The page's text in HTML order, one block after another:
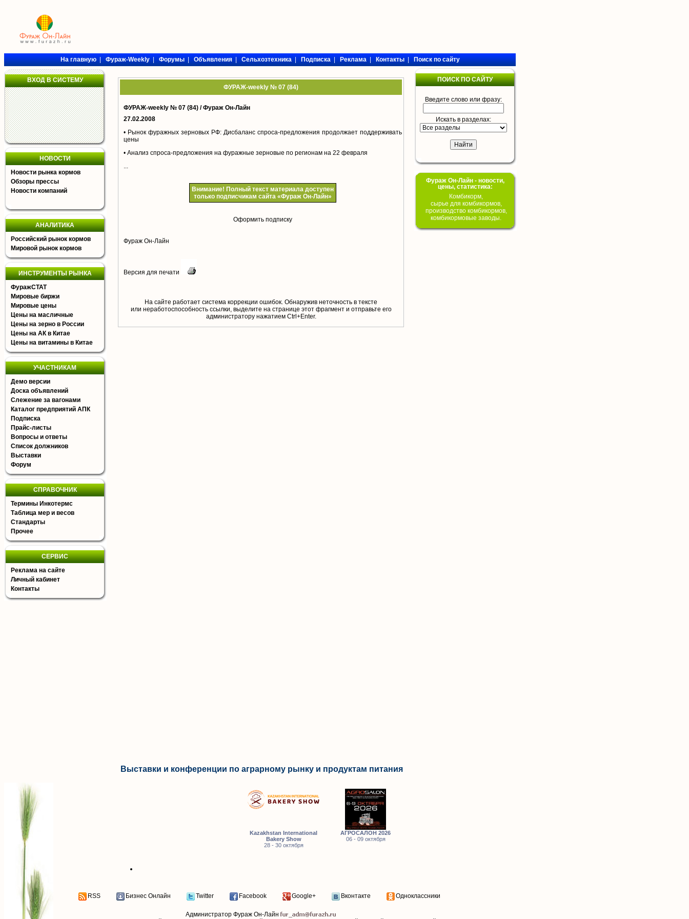
На главную|Фураж-Weekly|Форумы|Объявления|Сельхозтехника|Подписка|Реклама|Контакты|Поиск по сайту
ВХОД В СИСТЕМУ
НОВОСТИ
Новости рынка кормов
Обзоры прессы
Новости компаний
АНАЛИТИКА
Российский рынок кормов
Мировой рынок кормов
ИНСТРУМЕНТЫ РЫНКА
ФуражСТАТ
Мировые биржи
Мировые цены
Цены на масличные
Цены на зерно в России
Цены на АК в Китае
Цены на витамины в Китае
УЧАСТНИКАМ
Демо версии
Доска объявлений
Слежение за вагонами
Каталог предприятий АПК
Подписка
Прайс-листы
Вопросы и ответы
Список должников
Выставки
Форум
СПРАВОЧНИК
Термины Инкотермс
Таблица мер и весов
Стандарты
Прочее
СЕРВИС
Реклама на сайте
Личный кабинет
Контакты
ФУРАЖ-weekly № 07 (84)
ФУРАЖ-weekly № 07 (84) /Фураж Он-Лайн
27.02.2008
• Рынок фуражных зерновых РФ: Дисбаланс спроса-предложения продолжает поддерживать
цены
• Анализ спроса-предложения на фуражные зерновые по регионам на 22 февраля
...
Внимание! Полный текст материала доступен
только подписчикам сайта «Фураж Он-Лайн»
Оформить подписку
Фураж Он-Лайн
Версия для печати
На сайте работает система коррекции ошибок. Обнаружив неточность в тексте
или неработоспособность ссылки, выделите на странице этот фрагмент и отправьте его
aдминистратору нажатием Ctrl+Enter.
ПОИСК ПО САЙТУ
Введите слово или фразу:
Искать в разделах:
Фураж Он-Лайн - новости,
цены, статистика:
Комбикорм,
сырье для комбикормов,
производство комбикормов,
комбикормовые заводы.
Выставки и конференции по аграрному рынку и продуктам питания
Kazakhstan International
Bakery Show
28 - 30 октября
АГРОСАЛОН 2026
06 - 09 октября
RSS Бизнес Онлайн Twitter Facebook Google+ Вконтакте Одноклассники
Администратор Фураж Он-Лайн